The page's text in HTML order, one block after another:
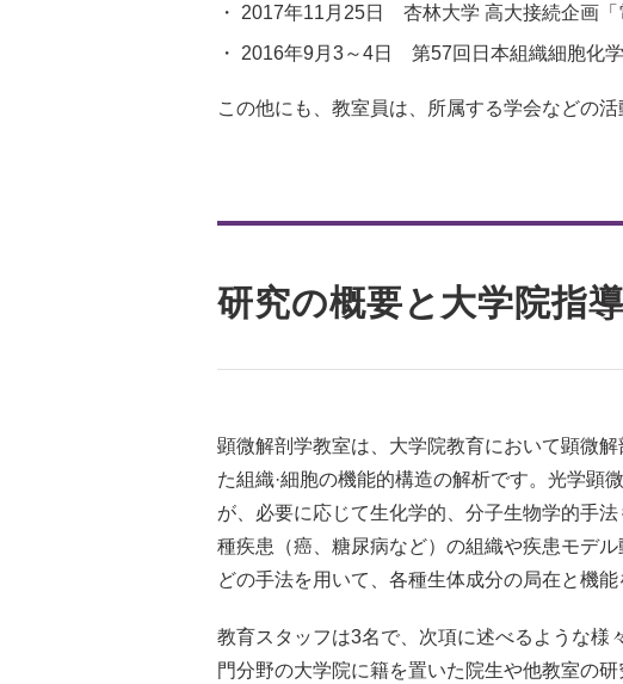
2017年11月25日 杏林大学 高大接続企画「
2016年9月3～4日 第57回日本組織細胞化
この他にも、教室員は、所属する学会などの
研究の概要と大学院指
顕微解剖学教室は、大学院教育において顕微
た組織·細胞の機能的構造の解析です。光学顕
が、必要に応じて生化学的、分子生物学的手
種疾患（癌、糖尿病など）の組織や疾患モデ
どの手法を用いて、各種生体成分の局在と機
教育スタッフは3名で、次項に述べるような様
門分野の大学院に籍を置いた院生や他教室の